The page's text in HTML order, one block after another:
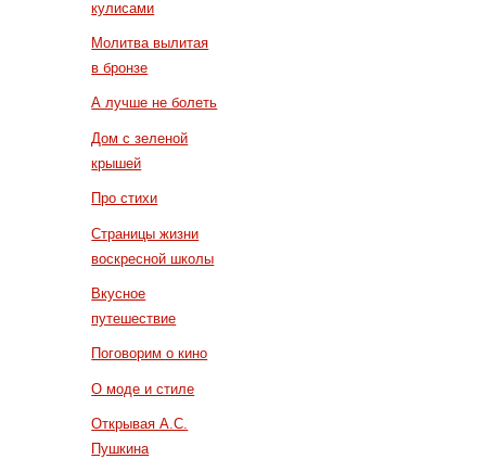
кулисами
Молитва вылитая
в бронзе
А лучше не болеть
Дом с зеленой
крышей
Про стихи
Страницы жизни
воскресной школы
Вкусное
путешествие
Поговорим о кино
О моде и стиле
Открывая А.С.
Пушкина